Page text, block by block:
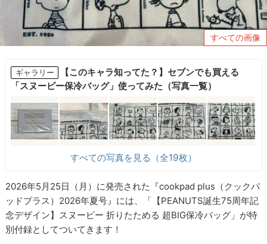
すべての画像
ギャラリー
【このキャラ知ってた？】セブンでも買える
「スヌーピー保冷バッグ」使ってみた（写真一覧）
すべての写真を見る（全19枚）
2026年5月25日（月）に発売された『cookpad plus（クックパ
ッドプラス）2026年夏号』には、「【PEANUTS誕生75周年記
念デザイン】スヌーピー 折りたためる 超BIG保冷バッグ」が特
別付録としてついてきます！